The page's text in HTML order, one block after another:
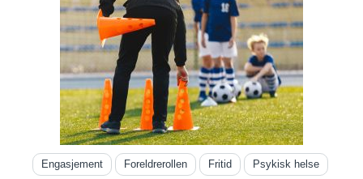
Engasjement Foreldrerollen Fritid Psykisk helse